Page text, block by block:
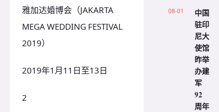
雅加达婚博会（JAKARTA
MEGA WEDDING FESTIVAL
2019）
2019年1月11日至13日
2
08-01
中国
驻印
尼大
使馆
昨举
办建
军
92
周年